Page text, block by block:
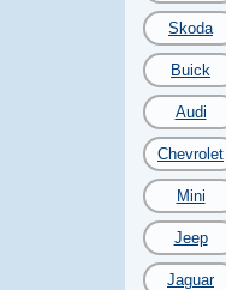
Skoda
Buick
Audi
Chevrolet
Mini
Jeep
Jaguar